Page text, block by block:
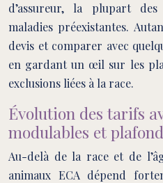
d’assureur, la plupart
maladies préexistantes.
devis et comparer avec
en gardant un œil sur les
exclusions liées à la race.
Évolution des tarifs
modulables et
Au-delà de la race et de
animaux ECA dépend